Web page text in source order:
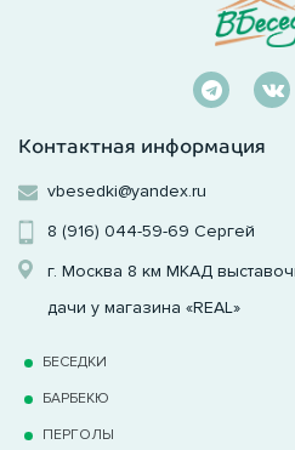
Контактная информация
vbesedki@yandex.ru
8 (916) 044-59-69 Сергей
г. Москва 8 км МКАД
дачи у магазина «REAL»
БЕСЕДКИ
БАРБЕКЮ
ПЕРГОЛЫ